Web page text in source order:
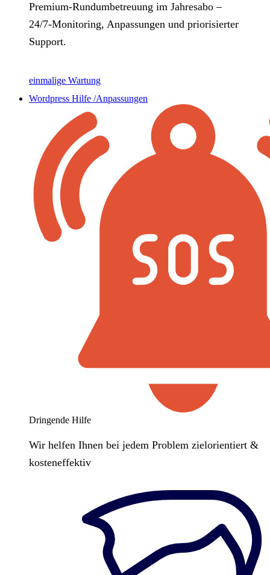
Premium‑Rundumbetreuung im Jahresabo –
24/7‑Monitoring, Anpassungen und priorisierter
Support.
einmalige Wartung
Wordpress Hilfe /Anpassungen
Dringende Hilfe
Wir helfen Ihnen bei jedem Problem zielorientiert &
kosteneffektiv